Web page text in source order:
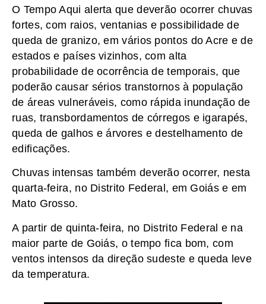
O Tempo Aqui alerta que deverão ocorrer chuvas
fortes, com raios, ventanias e possibilidade de
queda de granizo, em vários pontos do Acre e de
estados e países vizinhos, com alta
probabilidade de ocorrência de temporais, que
poderão causar sérios transtornos à população
de áreas vulneráveis, como rápida inundação de
ruas, transbordamentos de córregos e igarapés,
queda de galhos e árvores e destelhamento de
edificações.
Chuvas intensas também deverão ocorrer, nesta
quarta-feira, no Distrito Federal, em Goiás e em
Mato Grosso.
A partir de quinta-feira, no Distrito Federal e na
maior parte de Goiás, o tempo fica bom, com
ventos intensos da direção sudeste e queda leve
da temperatura.